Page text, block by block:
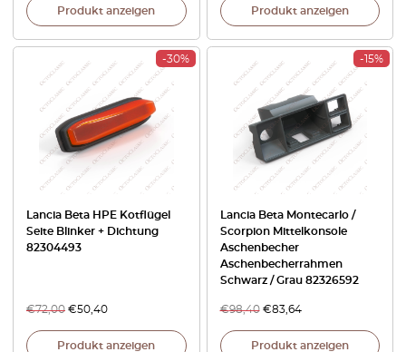
Produkt anzeigen Produkt anzeigen
-30%
Lancia Beta HPE Kotflügel
Seite Blinker + Dichtung
82304493
€72,00 €50,40
Produkt anzeigen
-15%
Lancia Beta Montecarlo /
Scorpion Mittelkonsole
Aschenbecher
Aschenbecherrahmen
Schwarz / Grau 82326592
€98,40 €83,64
Produkt anzeigen